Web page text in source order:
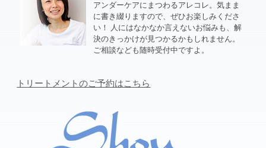
アンダーケアにまつわるアレコレ。気まま
に書き綴りますので、ぜひお楽しみくださ
い！ 人にはなかなか言えないお悩みも、解
決のきっかけが見つかるかもしれません。
ご相談なども随時受付中ですよ。
トリートメントのご予約はこちら